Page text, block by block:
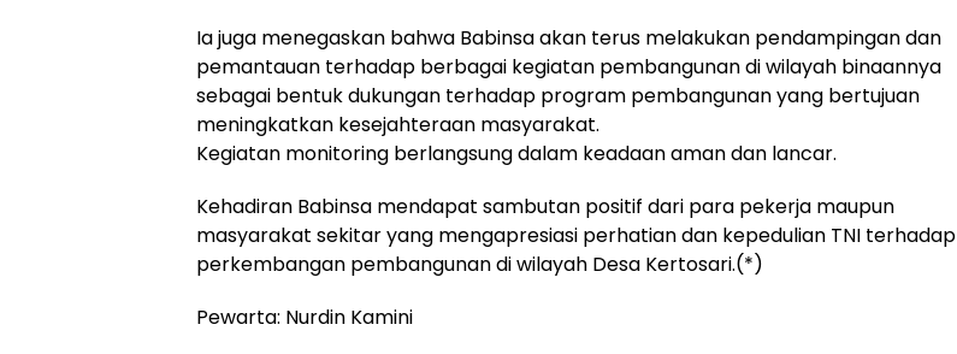
Ia juga menegaskan bahwa Babinsa akan terus melakukan pendampingan dan
pemantauan terhadap berbagai kegiatan pembangunan di wilayah binaannya
sebagai bentuk dukungan terhadap program pembangunan yang bertujuan
meningkatkan kesejahteraan masyarakat.
Kegiatan monitoring berlangsung dalam keadaan aman dan lancar.
Kehadiran Babinsa mendapat sambutan positif dari para pekerja maupun
masyarakat sekitar yang mengapresiasi perhatian dan kepedulian TNI terhadap
perkembangan pembangunan di wilayah Desa Kertosari.(*)
Pewarta: Nurdin Kamini